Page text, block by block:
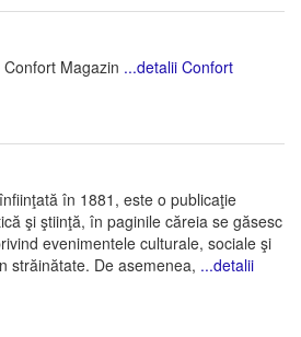
Magazin ...detalii Confort
în 1881, este o publicaţie
şi ştiinţă, în paginile căreia se găsesc
evenimentele culturale, sociale şi
străinătate. De asemenea, ...detalii